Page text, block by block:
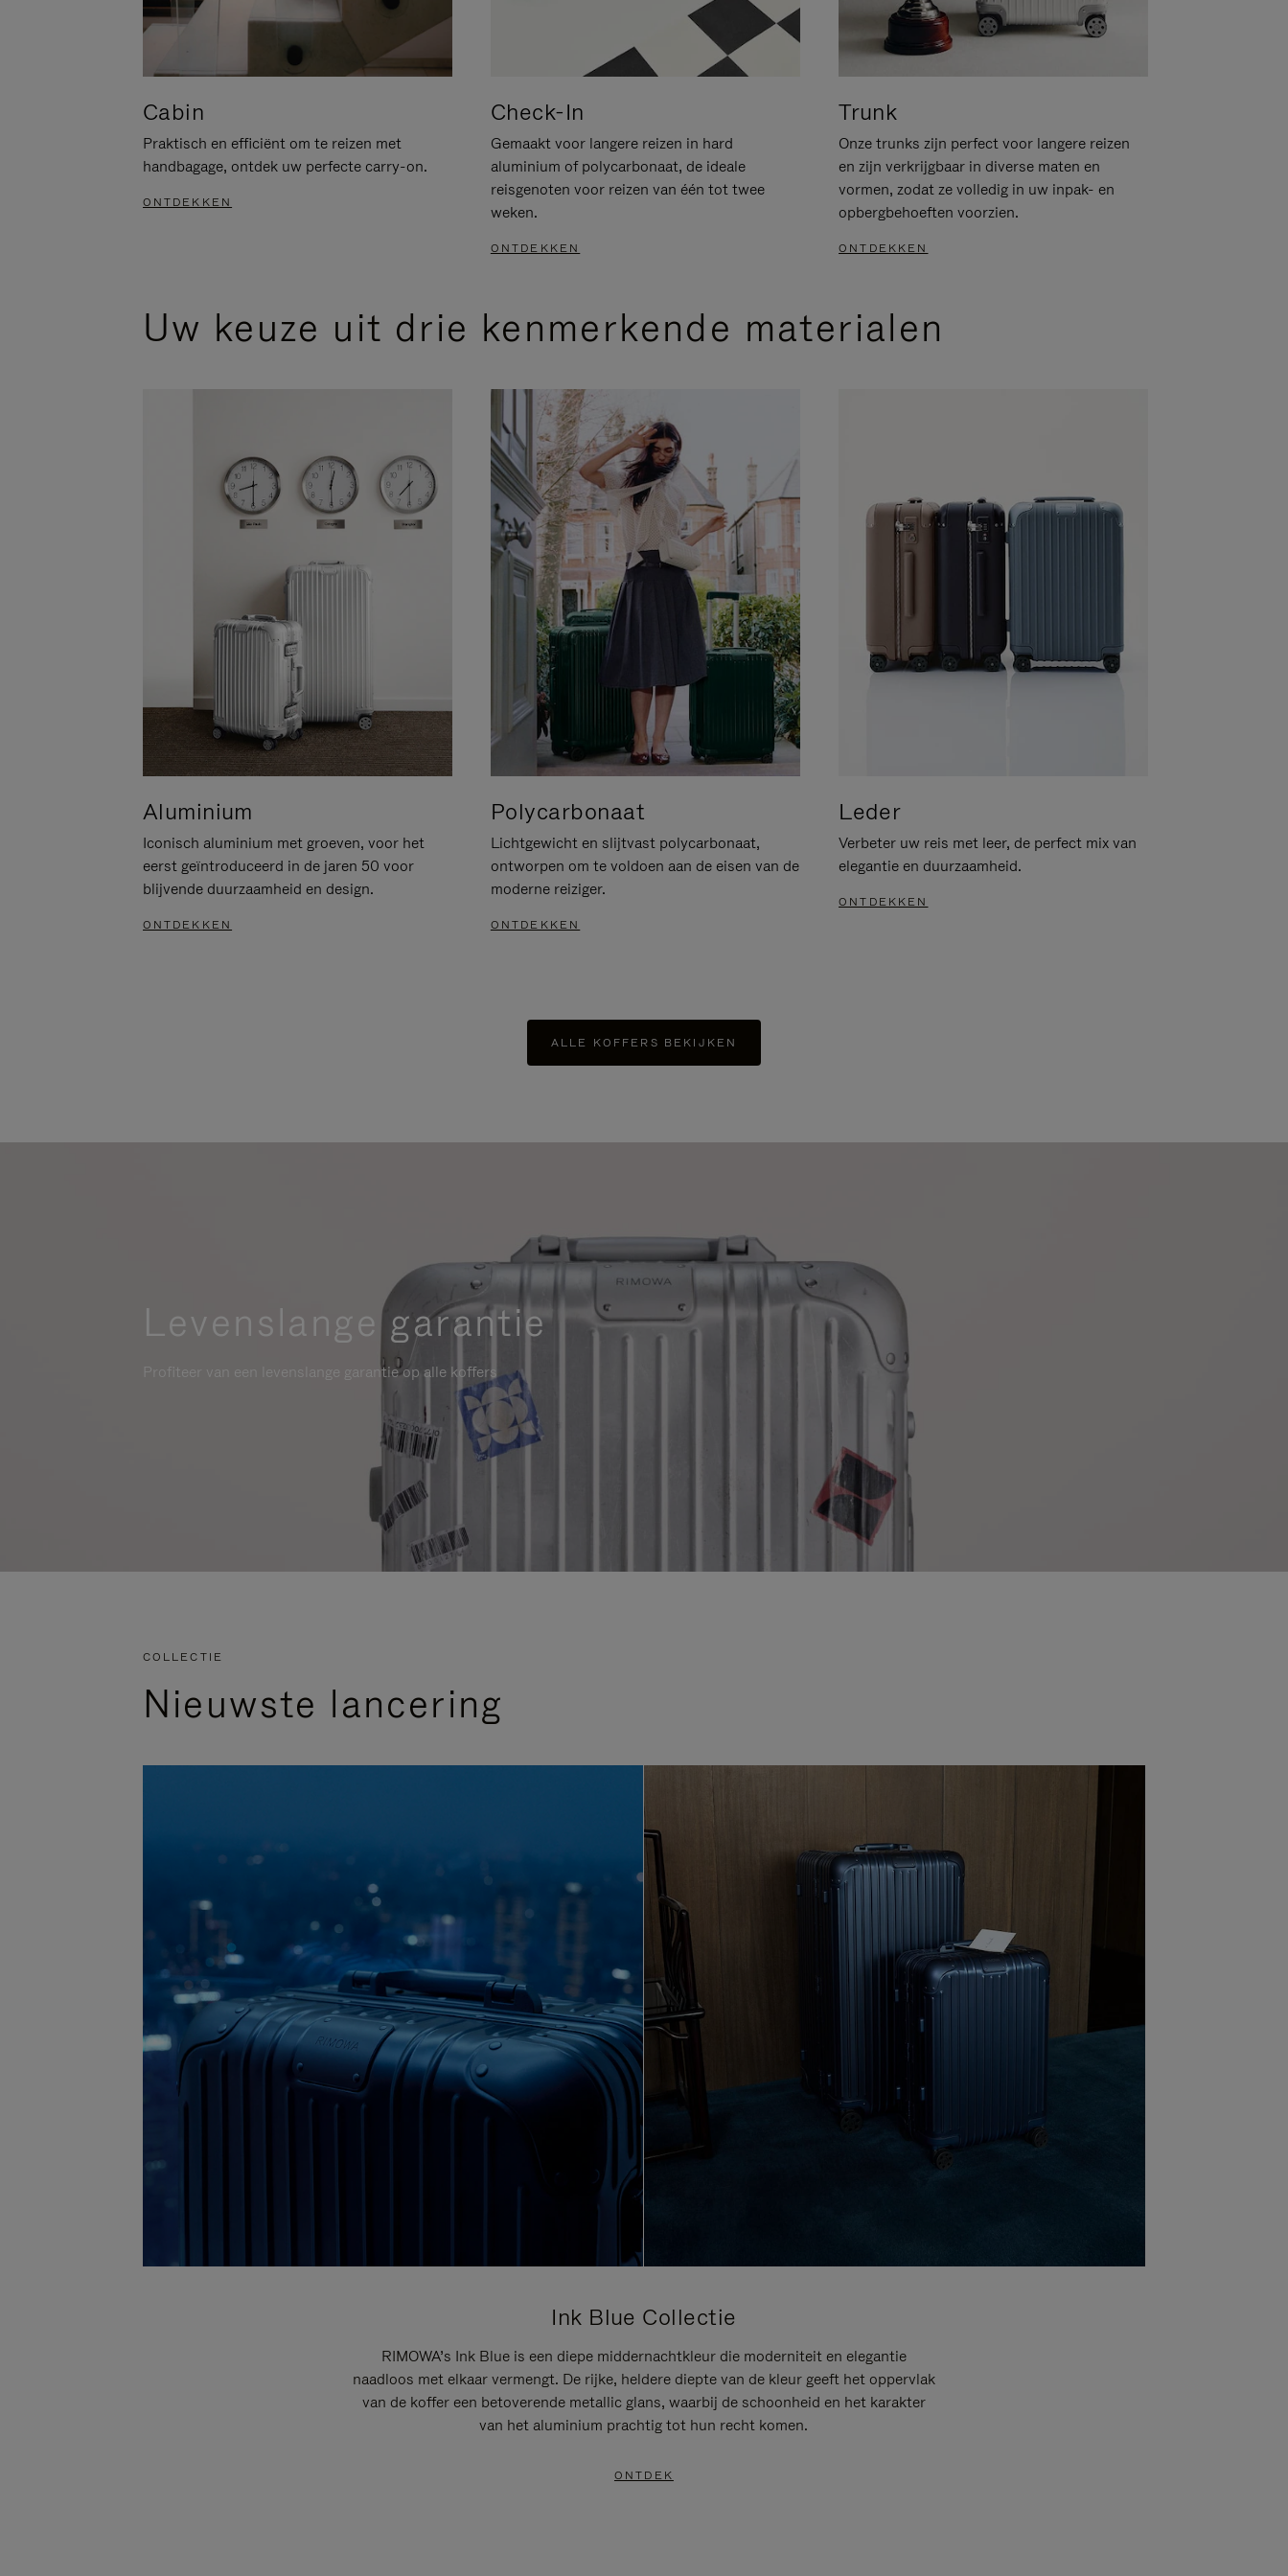
Cabin
Praktisch en efficiënt om te reizen met
handbagage, ontdek uw perfecte carry-on.
ONTDEKKEN
Check-In
Gemaakt voor langere reizen in hard
aluminium of polycarbonaat, de ideale
reisgenoten voor reizen van één tot twee
weken.
ONTDEKKEN
Trunk
Onze trunks zijn perfect voor langere reizen
en zijn verkrijgbaar in diverse maten en
vormen, zodat ze volledig in uw inpak- en
opbergbehoeften voorzien.
ONTDEKKEN
Uw keuze uit drie kenmerkende materialen
Aluminium
Iconisch aluminium met groeven, voor het
eerst geïntroduceerd in de jaren 50 voor
blijvende duurzaamheid en design.
ONTDEKKEN
Polycarbonaat
Lichtgewicht en slijtvast polycarbonaat,
ontworpen om te voldoen aan de eisen van de
moderne reiziger.
ONTDEKKEN
Leder
Verbeter uw reis met leer, de perfect mix van
elegantie en duurzaamheid.
ONTDEKKEN
ALLE KOFFERS BEKIJKEN
Levenslange garantie
Profiteer van een levenslange garantie op alle koffers
COLLECTIE
Nieuwste lancering
Ink Blue Collectie
RIMOWA’s Ink Blue is een diepe middernachtkleur die moderniteit en elegantie
naadloos met elkaar vermengt. De rijke, heldere diepte van de kleur geeft het oppervlak
van de koffer een betoverende metallic glans, waarbij de schoonheid en het karakter
van het aluminium prachtig tot hun recht komen.
ONTDEK